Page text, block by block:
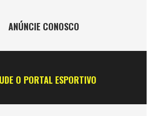
ANÚNCIE CONOSCO
O PORTAL ESPORTIVO